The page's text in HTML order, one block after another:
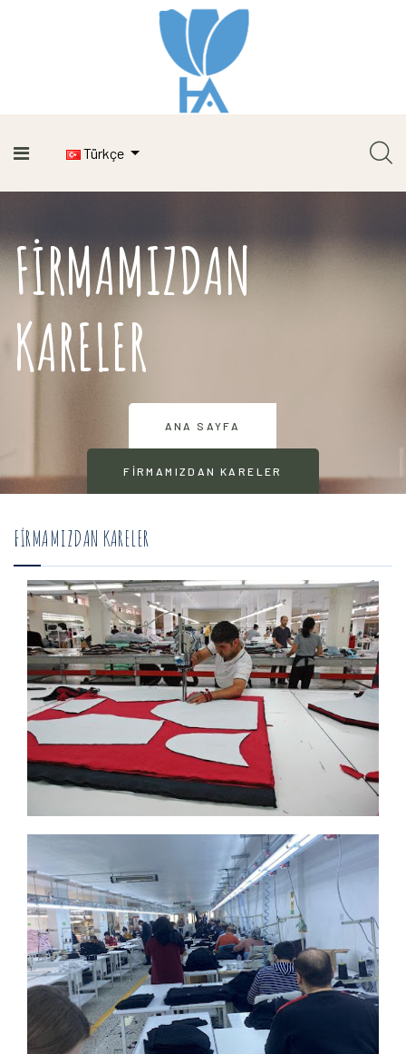
Türkçe
FIRMAMIZDAN
KARELER
ANA SAYFA
FIRMAMIZDAN KARELER
FIRMAMIZDAN KARELER